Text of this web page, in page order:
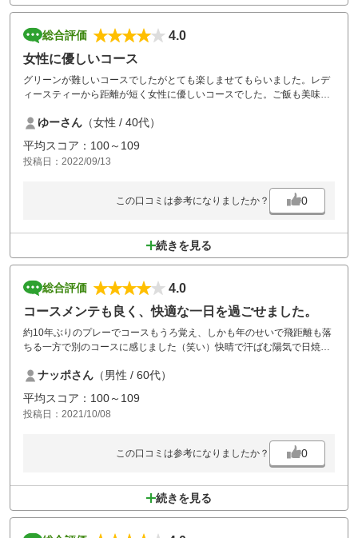
総合評価
4.0
女性に優しいコース
グリーンが難しいコースでしたがとても楽しませてもらいました。レデ
ィースティーから距離が短く女性に優しいコースでした。ご飯も美味し
ゆーさん （女性 / 40代）
平均スコア：100～109
投稿日：2022/09/13
この口コミは参考になりましたか？ 0
続きを見る
総合評価
4.0
コースメンテも良く、快適な一日を過ごせました。
約10年ぶりのプレーでコースもうろ覚え、しかも年のせいで飛距離も落
ちる一方で別のコースに感じました（笑い）快晴で汗ばむ陽気で日焼け
来年リベンジに行きたいと思います。
ナッポさん （男性 / 60代）
平均スコア：100～109
投稿日：2021/10/08
この口コミは参考になりましたか？ 0
続きを見る